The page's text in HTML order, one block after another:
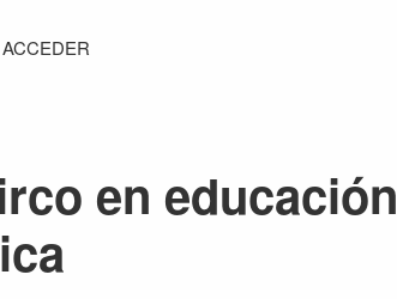
ACCEDER
en educación